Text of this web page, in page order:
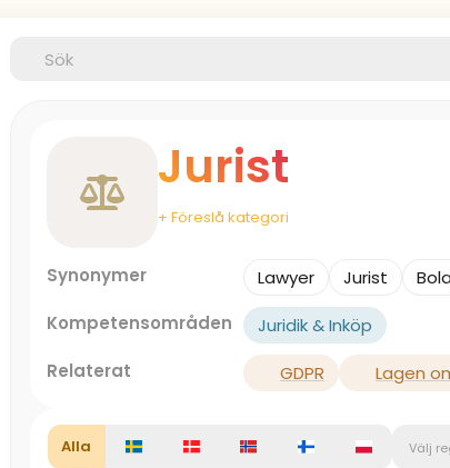
Jurist
+ Föreslå kategori
Synonymer Lawyer Jurist
Kompetensområden
Juridik & Inköp
Relaterat
GDPR Lagen
Alla Välj